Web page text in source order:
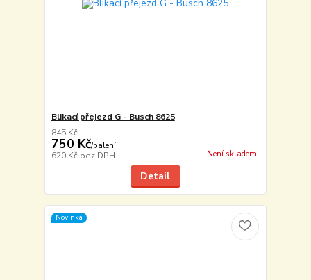
Blikací přejezd G - Busch 8625
845 Kč
750 Kč/balení
620 Kč bez DPH Není skladem
Detail
Novinka